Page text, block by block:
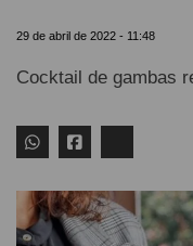
29 de abril de 2022 - 11:48
Cocktail de gambas